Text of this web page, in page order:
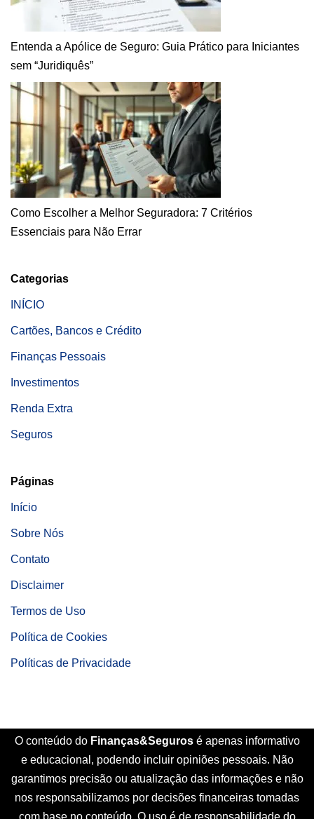
Entenda a Apólice de Seguro: Guia Prático para Iniciantes
sem “Juridiquês”
Como Escolher a Melhor Seguradora: 7 Critérios
Essenciais para Não Errar
Categorias
INÍCIO
Cartões, Bancos e Crédito
Finanças Pessoais
Investimentos
Renda Extra
Seguros
Páginas
Início
Sobre Nós
Contato
Disclaimer
Termos de Uso
Política de Cookies
Políticas de Privacidade
O conteúdo do Finanças&Seguros é apenas informativo
e educacional, podendo incluir opiniões pessoais. Não
garantimos precisão ou atualização das informações e não
nos responsabilizamos por decisões financeiras tomadas
com base no conteúdo. O uso é de responsabilidade do